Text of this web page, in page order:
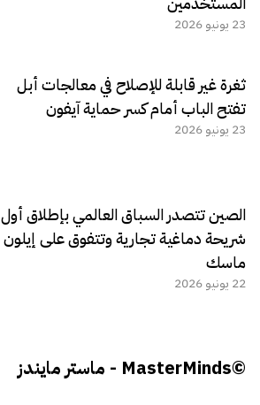
23 يونيو 2026
ثغرة غير قابلة للإصلاح في معالجات أبل
تفتح الباب أمام كسر حماية آيفون
23 يونيو 2026
الصين تتصدر السباق العالمي بإطلاق أول
شريحة دماغية تجارية وتتفوق على إيلون
ماسك
22 يونيو 2026
©MasterMinds - ماستر مايندز